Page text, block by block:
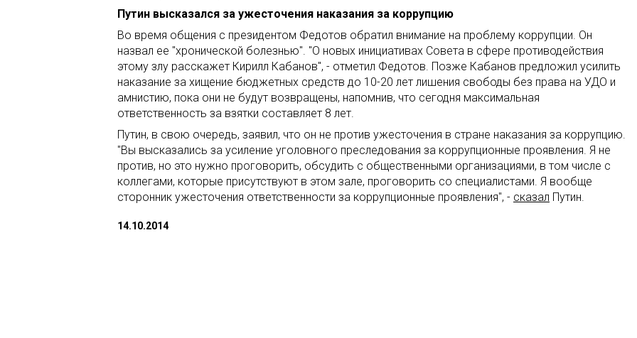
Путин высказался за ужесточения наказания за коррупцию
Во время общения с президентом Федотов обратил внимание на проблему коррупции. Он
назвал ее "хронической болезнью". "О новых инициативах Совета в сфере противодействия
этому злу расскажет Кирилл Кабанов", - отметил Федотов. Позже Кабанов предложил усилить
наказание за хищение бюджетных средств до 10-20 лет лишения свободы без права на УДО и
амнистию, пока они не будут возвращены, напомнив, что сегодня максимальная
ответственность за взятки составляет 8 лет.
Путин, в свою очередь, заявил, что он не против ужесточения в стране наказания за коррупцию.
"Вы высказались за усиление уголовного преследования за коррупционные проявления. Я не
против, но это нужно проговорить, обсудить с общественными организациями, в том числе с
коллегами, которые присутствуют в этом зале, проговорить со специалистами. Я вообще
сторонник ужесточения ответственности за коррупционные проявления", - сказал Путин.
14.10.2014